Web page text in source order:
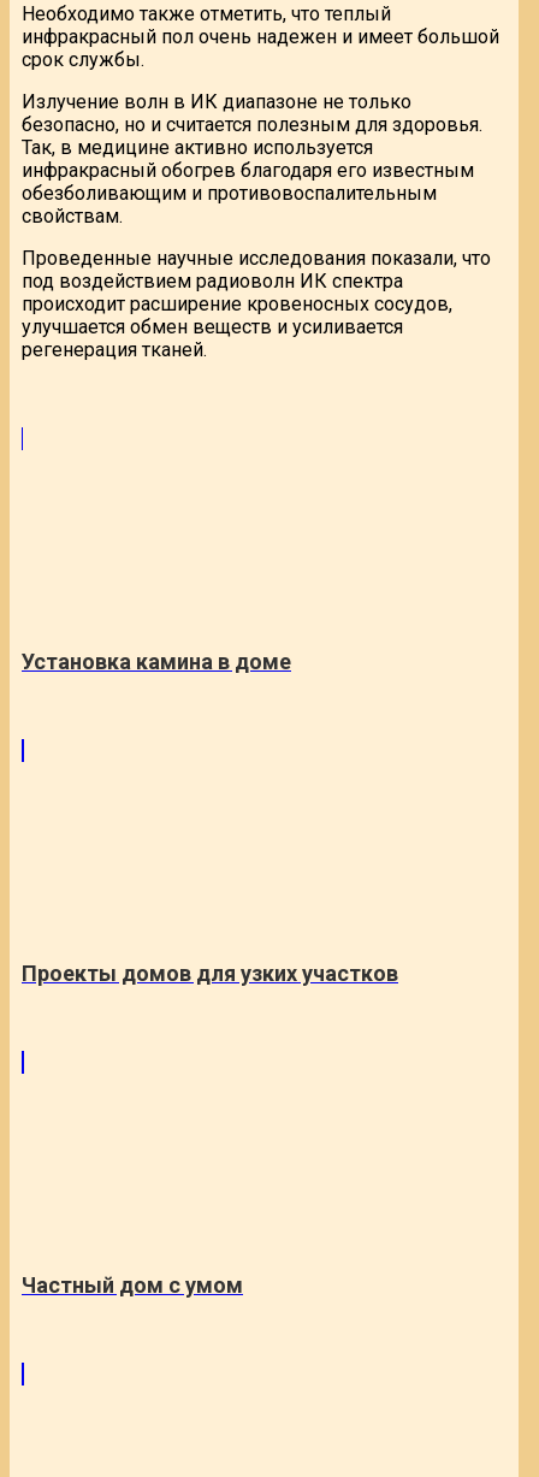
Необходимо также отметить, что теплый
инфракрасный пол очень надежен и имеет большой
срок службы.
Излучение волн в ИК диапазоне не только
безопасно, но и считается полезным для здоровья.
Так, в медицине активно используется
инфракрасный обогрев благодаря его известным
обезболивающим и противовоспалительным
свойствам.
Проведенные научные исследования показали, что
под воздействием радиоволн ИК спектра
происходит расширение кровеносных сосудов,
улучшается обмен веществ и усиливается
регенерация тканей.
Установка камина в доме
Проекты домов для узких участков
Частный дом с умом